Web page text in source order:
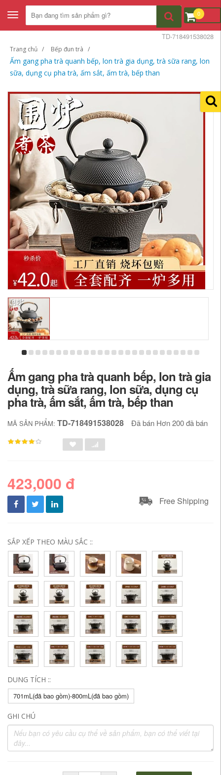
Toggle
navigation
0
Trang chủ Bếp đun trà
Ấm gang pha trà quanh bếp, lon trà gia dụng, trà sữa rang, lon
sữa, dụng cụ pha trà, ấm sắt, ấm trà, bếp than
TD-718491538028
Ấm gang pha trà quanh bếp, lon trà gia
dụng, trà sữa rang, lon sữa, dụng cụ
pha trà, ấm sắt, ấm trà, bếp than
MÃ SẢN PHẨM: TD-718491538028 Đã bán Hơn 200 đã bán
423,000 đ
Free Shipping
SẮP XẾP THEO MÀU SẮC ::
DUNG TÍCH ::
701mL(đã bao gồm)-800mL(đã bao gồm)
GHI CHÚ